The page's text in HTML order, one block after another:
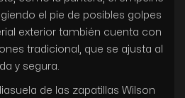
el pie de posibles golpes
exterior también cuenta con
tradicional, que se ajusta al
y segura.
de las zapatillas Wilson